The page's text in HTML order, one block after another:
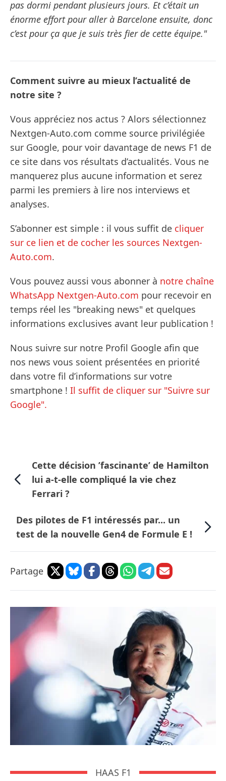
pas dormi pendant plusieurs jours. Et c’était un
énorme effort pour aller à Barcelone ensuite, donc
c’est pour ça que je suis très fier de cette équipe."
Comment suivre au mieux l’actualité de
notre site ?
Vous appréciez nos actus ? Alors sélectionnez
Nextgen-Auto.com comme source privilégiée
sur Google, pour voir davantage de news F1 de
ce site dans vos résultats d’actualités. Vous ne
manquerez plus aucune information et serez
parmi les premiers à lire nos interviews et
analyses.
S’abonner est simple : il vous suffit de cliquer
sur ce lien et de cocher les sources Nextgen-
Auto.com.
Vous pouvez aussi vous abonner à notre chaîne
WhatsApp Nextgen-Auto.com pour recevoir en
temps réel les "breaking news" et quelques
informations exclusives avant leur publication !
Nous suivre sur notre Profil Google afin que
nos news vous soient présentées en priorité
dans votre fil d’informations sur votre
smartphone ! Il suffit de cliquer sur "Suivre sur
Google".
Cette décision ’fascinante’ de Hamilton
lui a-t-elle compliqué la vie chez
Ferrari ?
Des pilotes de F1 intéressés par... un
test de la nouvelle Gen4 de Formule E !
Partage
HAAS F1